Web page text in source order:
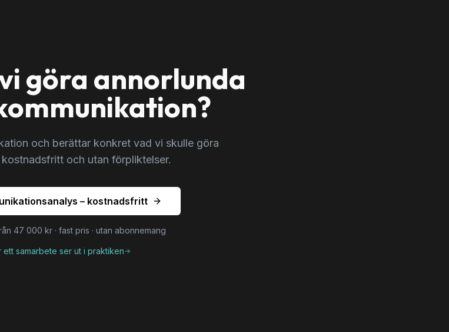
göra annorlunda
och berättar konkret vad vi skulle göra
kostnadsfritt och utan förpliktelser.
– kostnadsfritt
47 000 kr · fast pris · utan abonnemang
ett samarbete ser ut i praktiken